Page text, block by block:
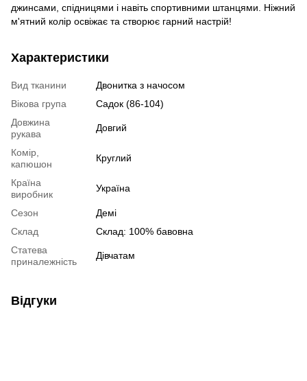
джинсами, спідницями і навіть спортивними штанцями. Ніжний
м'ятний колір освіжає та створює гарний настрій!
Характеристики
Вид тканини
Двонитка з начосом
Вікова група
Садок (86-104)
Довжина
рукава
Довгий
Комір,
капюшон
Круглий
Країна
виробник
Україна
Сезон
Демі
Склад
Склад: 100% бавовна
Статева
приналежність
Дівчатам
Відгуки